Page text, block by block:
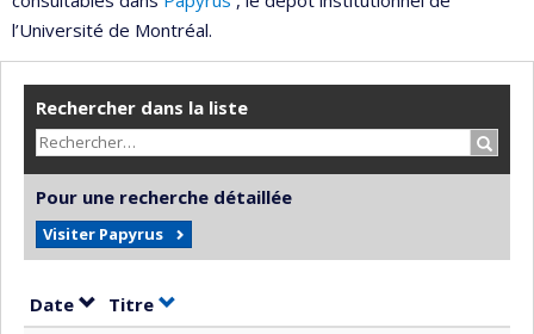
l’Université de Montréal.
Rechercher dans la liste
Pour une recherche détaillée
Visiter Papyrus
Date Trier par date en ordre croissant
Titre Trier par titre en ordre croissant